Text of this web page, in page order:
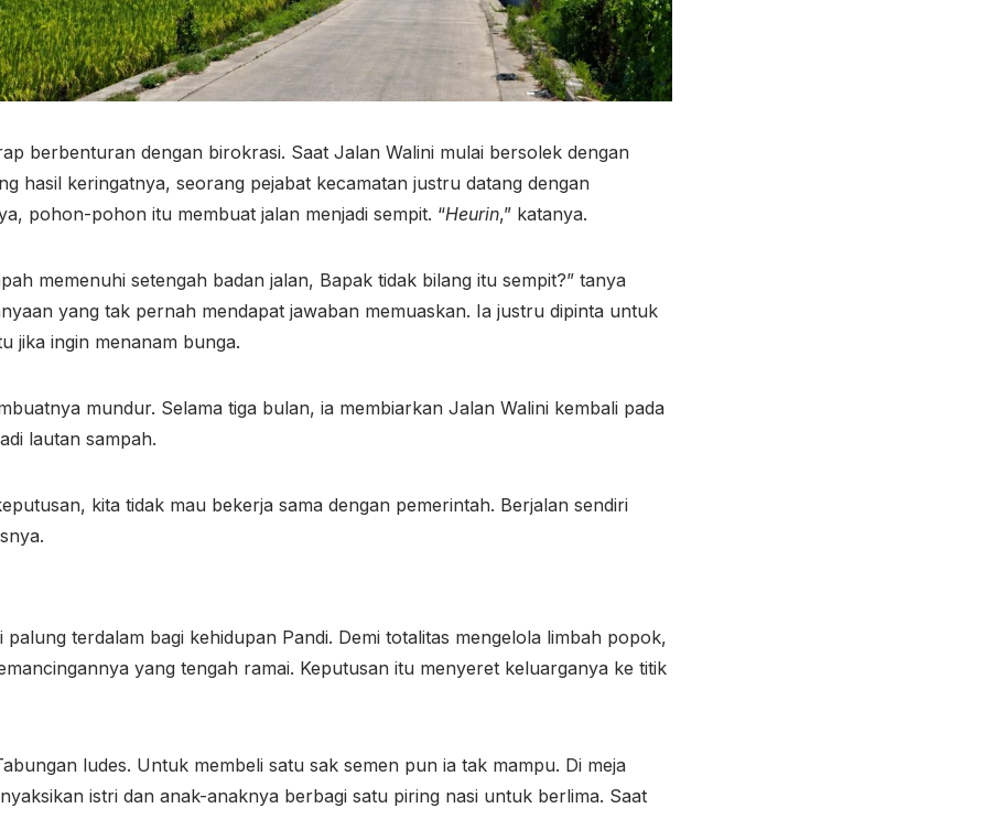
berbenturan dengan birokrasi. Saat Jalan Walini mulai bersolek dengan
hasil keringatnya, seorang pejabat kecamatan justru datang dengan
pohon-pohon itu membuat jalan menjadi sempit. “Heurin,” katanya.
memenuhi setengah badan jalan, Bapak tidak bilang itu sempit?” tanya
yang tak pernah mendapat jawaban memuaskan. Ia justru dipinta untuk
jika ingin menanam bunga.
mundur. Selama tiga bulan, ia membiarkan Jalan Walini kembali pada
lautan sampah.
kita tidak mau bekerja sama dengan pemerintah. Berjalan sendiri
palung terdalam bagi kehidupan Pandi. Demi totalitas mengelola limbah popok,
yang tengah ramai. Keputusan itu menyeret keluarganya ke titik
ludes. Untuk membeli satu sak semen pun ia tak mampu. Di meja
istri dan anak-anaknya berbagi satu piring nasi untuk berlima. Saat